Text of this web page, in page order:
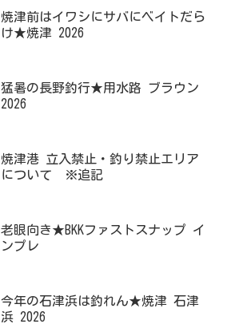
焼津前はイワシにサバにベイトだら
け★焼津 2026
猛暑の長野釣行★用水路 ブラウン
2026
焼津港 立入禁止・釣り禁止エリア
について ※追記
老眼向き★BKKファストスナップ イ
ンプレ
今年の石津浜は釣れん★焼津 石津
浜 2026